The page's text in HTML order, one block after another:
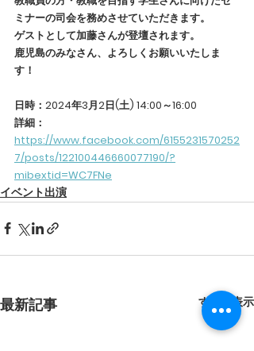
ミナーの司会を務めさせていただきます。
ゲストとして加藤さんが登壇されます。
鹿児島のみなさん、よろしくお願いいたしま
す！
日時：2024年3月2日(土) 14:00～16:00
詳細：
https://www.facebook.com/6155231570252
7/posts/122100446660077190/?
mibextid=WC7FNe
イベント出演
最新記事 すべて表示